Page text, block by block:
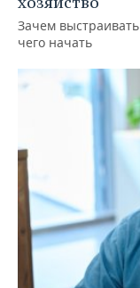
Зачем
чего начать